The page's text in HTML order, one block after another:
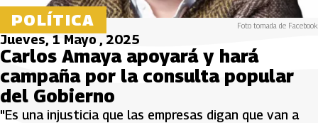
POLÍTICA Foto tomada de Facebook
Jueves, 1 Mayo , 2025
Carlos Amaya apoyará y hará
campaña por la consulta popular
del Gobierno
"Es una injusticia que las empresas digan que van a